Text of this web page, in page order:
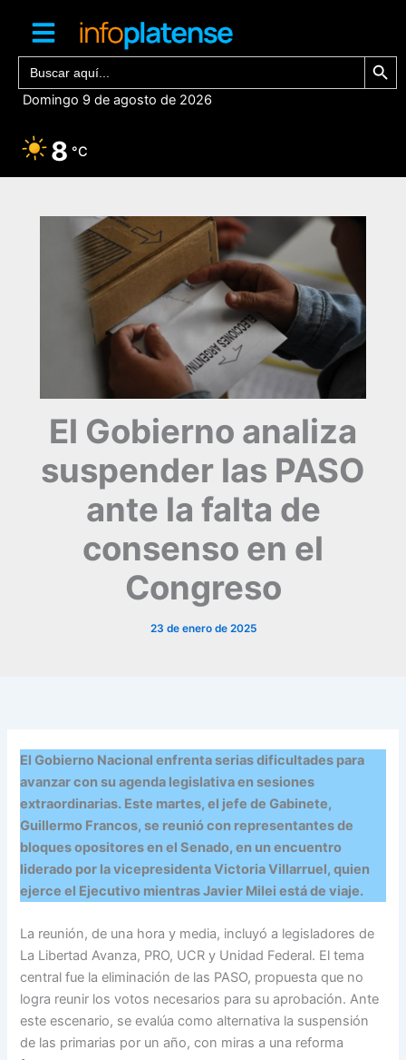
contenido
Buscar: Botón de
Domingo 9 de agosto de 2026
8 °C
El Gobierno analiza
suspender las PASO
ante la falta de
consenso en el
Congreso
23 de enero de 2025
El Gobierno Nacional enfrenta serias dificultades para
avanzar con su agenda legislativa en sesiones
extraordinarias. Este martes, el jefe de Gabinete,
Guillermo Francos, se reunió con representantes de
bloques opositores en el Senado, en un encuentro
liderado por la vicepresidenta Victoria Villarruel, quien
ejerce el Ejecutivo mientras Javier Milei está de viaje.
La reunión, de una hora y media, incluyó a legisladores de
La Libertad Avanza, PRO, UCR y Unidad Federal. El tema
central fue la eliminación de las PASO, propuesta que no
logra reunir los votos necesarios para su aprobación. Ante
este escenario, se evalúa como alternativa la suspensión
de las primarias por un año, con miras a una reforma